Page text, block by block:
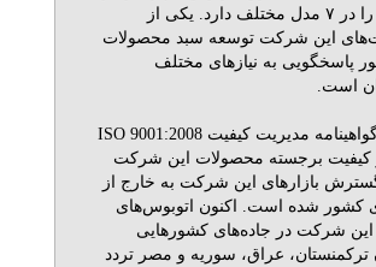
شهری را در ۷ مدل مختلف دارد. یکی از
این شرکت توسعه سبد محصولات
پاسخگویی به نیازهای مختلف
است.
کسب گواهینامه مدیریت کیفیت ISO 9001:2008
کیفیت برجسته محصولات این شرکت
بازارهای این شرکت به خارج از
کشور شده است. اکنون اتوبوس‌های
این شرکت در جاده‌های کشورهایی
عراق، سوریه و مصر تردد